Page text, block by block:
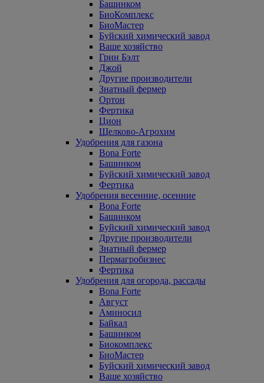
Башинком
БиоКомплекс
БиоМастер
Буйский химический завод
Ваше хозяйство
Грин Бэлт
Джой
Другие производители
Знатный фермер
Ортон
Фертика
Цион
Щелково-Агрохим
Удобрения для газона
Bona Forte
Башинком
Буйский химический завод
Фертика
Удобрения весенние, осенние
Bona Forte
Башинком
Буйский химический завод
Другие производители
Знатный фермер
Пермагробизнес
Фертика
Удобрения для огорода, рассады
Bona Forte
Август
Аминосил
Байкал
Башинком
Биокомплекс
БиоМастер
Буйский химический завод
Ваше хозяйство